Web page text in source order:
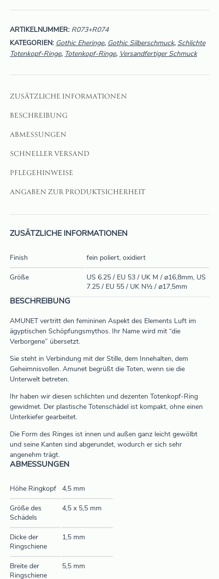
ARTIKELNUMMER: R073+R074
KATEGORIEN: Gothic Eheringe, Gothic Silberschmuck, Schlichte
Totenkopf-Ringe, Totenkopf-Ringe, Versandfertiger Schmuck
ZUSÄTZLICHE INFORMATIONEN
BESCHREIBUNG
ABMESSUNGEN
SCHNELLER VERSAND
PFLEGEHINWEISE
ANGABEN ZUR PRODUKTSICHERHEIT
ZUSÄTZLICHE INFORMATIONEN
Finish fein poliert, oxidiert
Größe
US 6.25 / EU 53 / UK M / ⌀16,8mm, US
7.25 / EU 55 / UK N½ / ⌀17,5mm
BESCHREIBUNG
AMUNET vertritt den femininen Aspekt des Elements Luft im
ägyptischen Schöpfungsmythos. Ihr Name wird mit “die
Verborgene” übersetzt.
Sie steht in Verbindung mit der Stille, dem Innehalten, dem
Geheimnisvollen. Amunet begrüßt die Toten, wenn sie die
Unterwelt betreten.
Ihr haben wir diesen schlichten und dezenten Totenkopf-Ring
gewidmet. Der plastische Totenschädel ist kompakt, ohne einen
Unterkiefer gearbeitet.
Die Form des Ringes ist innen und außen ganz leicht gewölbt
und seine Kanten sind abgerundet, wodurch er sich sehr
angenehm trägt.
ABMESSUNGEN
Höhe Ringkopf 4,5 mm
Größe des
Schädels
4,5 x 5,5 mm
Dicke der
Ringschiene
1,5 mm
Breite der
Ringschiene
5,5 mm